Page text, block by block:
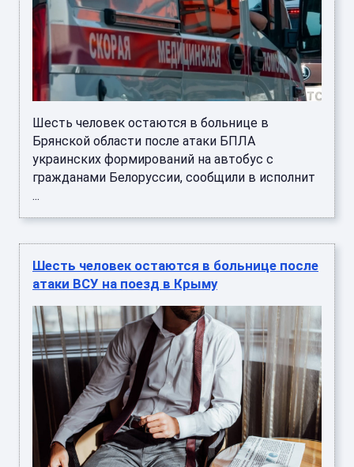
Шесть человек остаются в больнице в
Брянской области после атаки БПЛА
украинских формирований на автобус с
гражданами Белоруссии, сообщили в исполнит
...
Шесть человек остаются в больнице после
атаки ВСУ на поезд в Крыму